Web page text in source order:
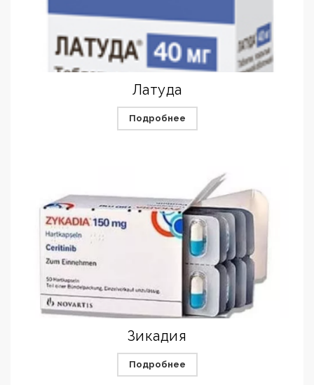
Латуда
Подробнее
Зикадия
Подробнее